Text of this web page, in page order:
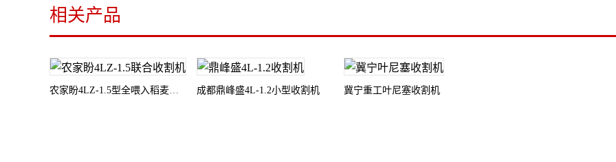
相关产品
成都鼎峰盛4L-1.2小型收割机 冀宁重工叶尼塞收割机